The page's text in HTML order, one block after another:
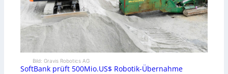
Bild: Gravis Robotics AG
SoftBank prüft 500Mio.US$ Robotik-Übernahme